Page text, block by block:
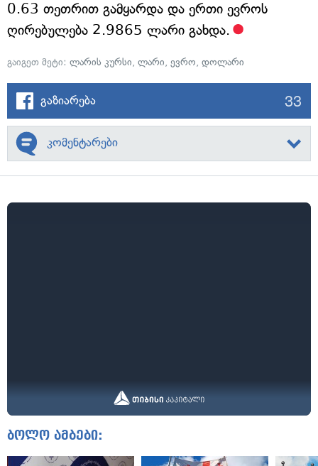
0.63 თეთრით გამყარდა და ერთი ევროს
ღირებულება 2.9865 ლარი გახდა.
გაიგეთ მეტი: ლარის კურსი, ლარი, ევრო, დოლარი
გაზიარება 33
კომენტარები
ბოლო ამბები: